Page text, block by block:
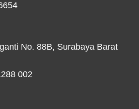
No. 88B, Surabaya Barat
002